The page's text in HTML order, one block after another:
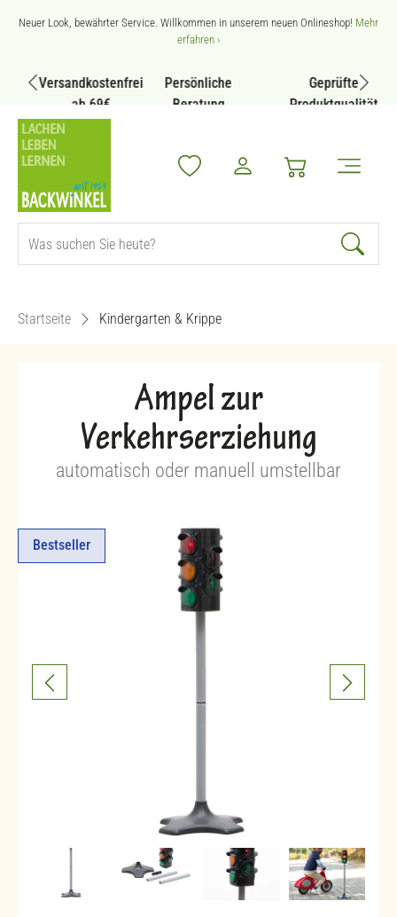
Zum Hauptinhalt springen
Neuer Look, bewährter Service. Willkommen in unserem neuen Onlineshop! Mehr
erfahren ›
Versandkostenfrei
ab 69€
Persönliche
Beratung
Geprüfte
Produktqualität
Startseite Kindergarten & Krippe
Ampel zur
Verkehrserziehung
automatisch oder manuell umstellbar
Bestseller